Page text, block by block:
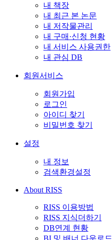
내 책장
내 최근 본 논문
내 저작물관리
내 구매·신청 현황
내 서비스 사용권한
내 관심 DB
회원서비스
회원가입
로그인
아이디 찾기
비밀번호 찾기
설정
내 정보
검색환경설정
About RISS
RISS 이용방법
RISS 지식더하기
DB연계 현황
BI 및 배너 다운로드